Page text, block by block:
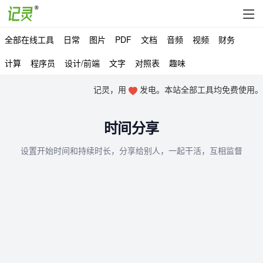
全部在线工具 日常 图片 PDF 文档 音频 视频
财务
计算
程序员 设计/前端 文字 对照表 趣味
记灵，用 发电。本站全部工具均免费使用。
时间分享
设置开始时间和持续时长，分享给别人，一起干活，互相监督